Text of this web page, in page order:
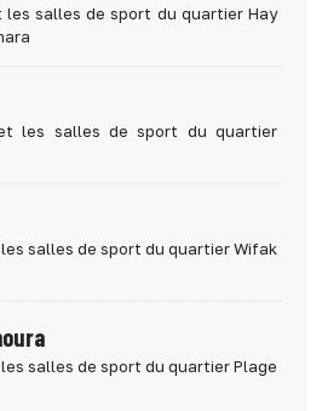
les salles de sport du quartier Hay
les salles de sport du quartier
salles de sport du quartier Wifak
salles de sport du quartier Plage